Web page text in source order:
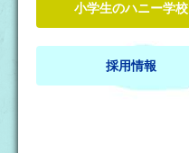
小学生のハニー学校
採用情報